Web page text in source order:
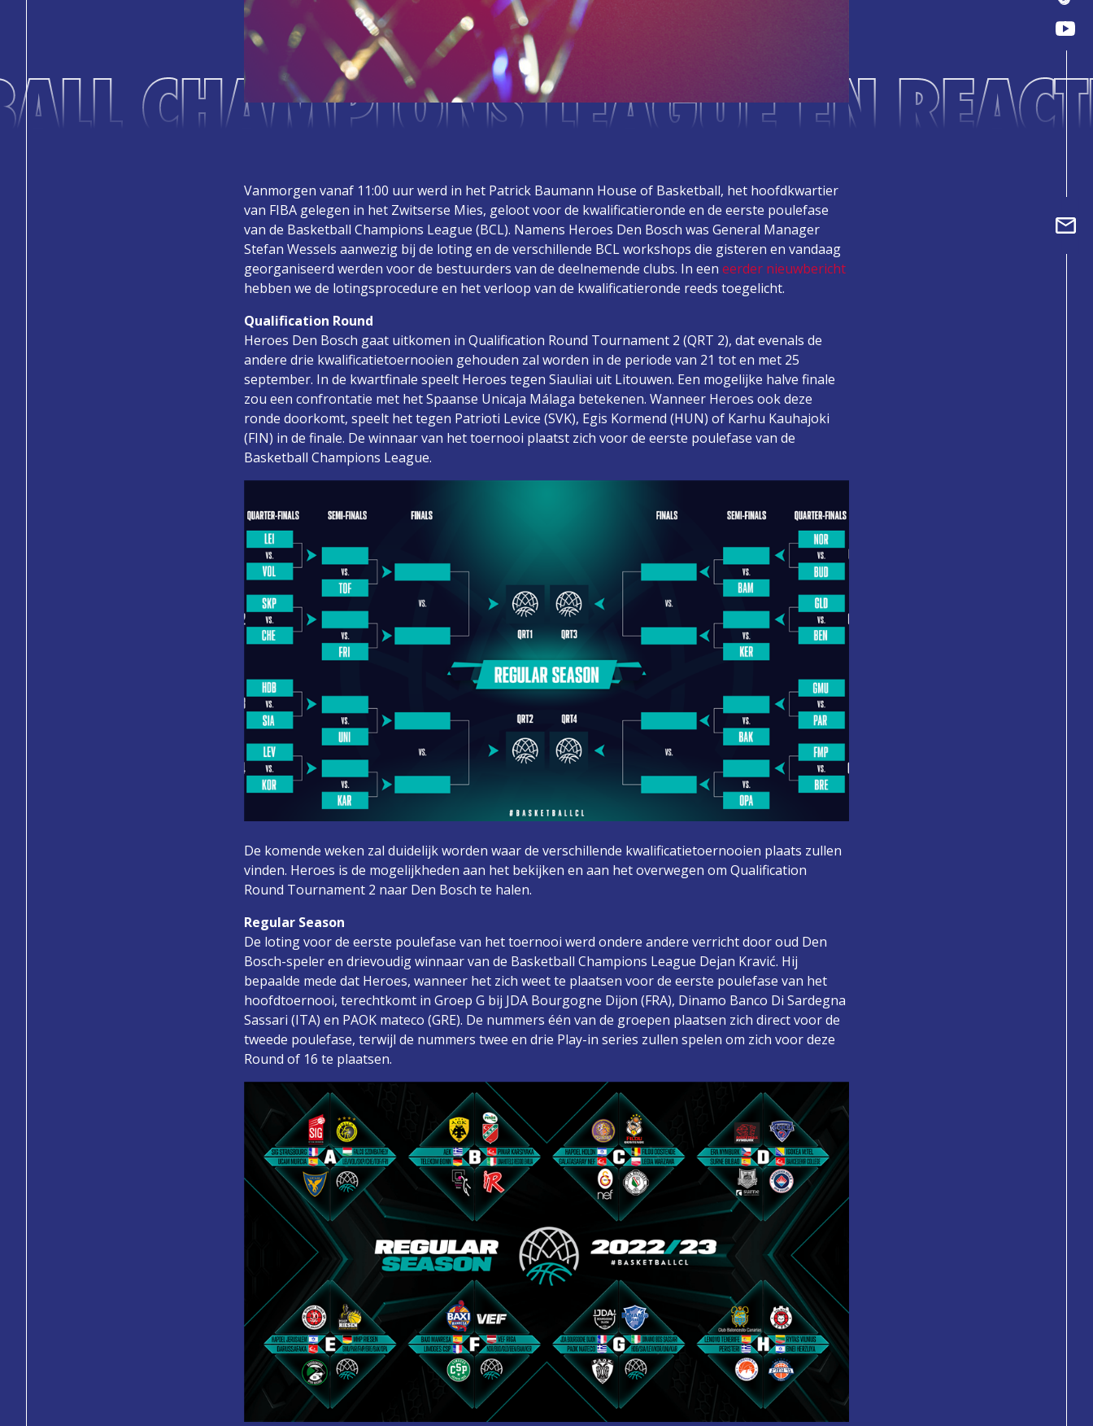
CHAMPIONS LEAGUE EN
Vanmorgen vanaf 11:00 uur werd in het Patrick Baumann House of Basketball, het hoofdkwartier
van FIBA gelegen in het Zwitserse Mies, geloot voor de kwalificatieronde en de eerste poulefase
van de Basketball Champions League (BCL). Namens Heroes Den Bosch was General Manager
Stefan Wessels aanwezig bij de loting en de verschillende BCL workshops die gisteren en vandaag
georganiseerd werden voor de bestuurders van de deelnemende clubs. In een eerder nieuwbericht
hebben we de lotingsprocedure en het verloop van de kwalificatieronde reeds toegelicht.
Qualification Round
Heroes Den Bosch gaat uitkomen in Qualification Round Tournament 2 (QRT 2), dat evenals de
andere drie kwalificatietoernooien gehouden zal worden in de periode van 21 tot en met 25
september. In de kwartfinale speelt Heroes tegen Siauliai uit Litouwen. Een mogelijke halve finale
zou een confrontatie met het Spaanse Unicaja Málaga betekenen. Wanneer Heroes ook deze
ronde doorkomt, speelt het tegen Patrioti Levice (SVK), Egis Kormend (HUN) of Karhu Kauhajoki
(FIN) in de finale. De winnaar van het toernooi plaatst zich voor de eerste poulefase van de
Basketball Champions League.
De komende weken zal duidelijk worden waar de verschillende kwalificatietoernooien plaats zullen
vinden. Heroes is de mogelijkheden aan het bekijken en aan het overwegen om Qualification
Round Tournament 2 naar Den Bosch te halen.
Regular Season
De loting voor de eerste poulefase van het toernooi werd ondere andere verricht door oud Den
Bosch-speler en drievoudig winnaar van de Basketball Champions League Dejan Kravić. Hij
bepaalde mede dat Heroes, wanneer het zich weet te plaatsen voor de eerste poulefase van het
hoofdtoernooi, terechtkomt in Groep G bij JDA Bourgogne Dijon (FRA), Dinamo Banco Di Sardegna
Sassari (ITA) en PAOK mateco (GRE). De nummers één van de groepen plaatsen zich direct voor de
tweede poulefase, terwijl de nummers twee en drie Play-in series zullen spelen om zich voor deze
Round of 16 te plaatsen.